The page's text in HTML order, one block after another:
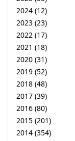
2024 (12)
2023 (23)
2022 (17)
2021 (18)
2020 (31)
2019 (52)
2018 (48)
2017 (39)
2016 (80)
2015 (201)
2014 (354)